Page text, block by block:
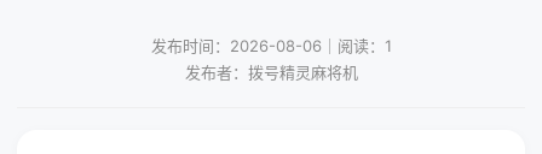
发布时间：2026-08-06｜阅读：1
发布者：拨号精灵麻将机